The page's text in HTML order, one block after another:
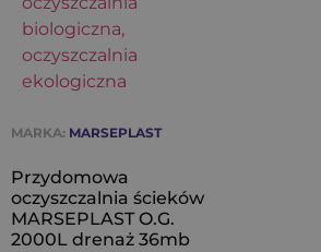
MARKA: MARSEPLAST
Przydomowa
oczyszczalnia ścieków
MARSEPLAST O.G.
2000L drenaż 36mb